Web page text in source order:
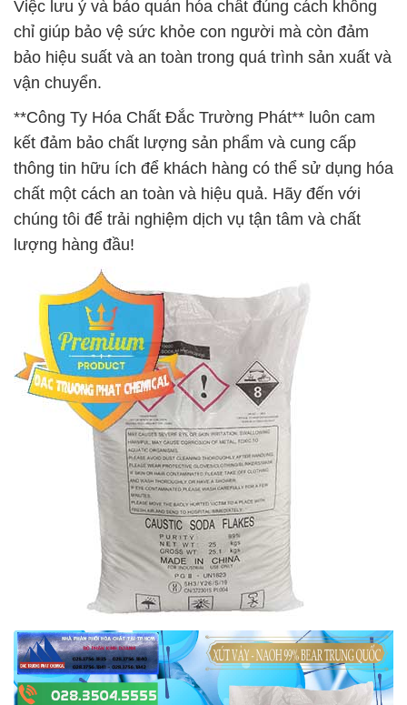
Việc lưu ý và bảo quản hóa chất đúng cách không
chỉ giúp bảo vệ sức khỏe con người mà còn đảm
bảo hiệu suất và an toàn trong quá trình sản xuất và
vận chuyển.
**Công Ty Hóa Chất Đắc Trường Phát** luôn cam
kết đảm bảo chất lượng sản phẩm và cung cấp
thông tin hữu ích để khách hàng có thể sử dụng hóa
chất một cách an toàn và hiệu quả. Hãy đến với
chúng tôi để trải nghiệm dịch vụ tận tâm và chất
lượng hàng đầu!